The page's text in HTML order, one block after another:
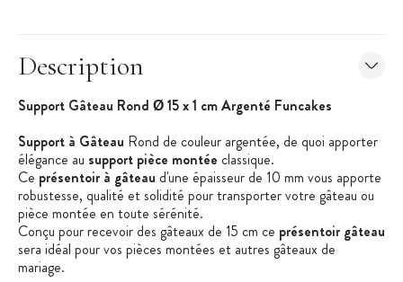
Description
Support Gâteau Rond Ø 15 x 1 cm Argenté Funcakes
Support à Gâteau Rond de couleur argentée, de quoi apporter
élégance au support pièce montée classique.
Ce présentoir à gâteau d'une épaisseur de 10 mm vous apporte
robustesse, qualité et solidité pour transporter votre gâteau ou
pièce montée en toute sérénité.
Conçu pour recevoir des gâteaux de 15 cm ce présentoir gâteau
sera idéal pour vos pièces montées et autres gâteaux de
mariage.